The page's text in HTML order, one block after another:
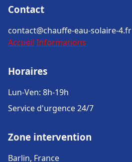
Contact
contact@chauffe-eau-solaire-4.fr
Accueil Informations
Horaires
Lun-Ven: 8h-19h
Service d'urgence 24/7
Zone intervention
Barlin, France